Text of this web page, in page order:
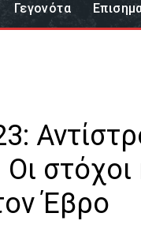
Γεγονότα
στόχοι
Έβρο